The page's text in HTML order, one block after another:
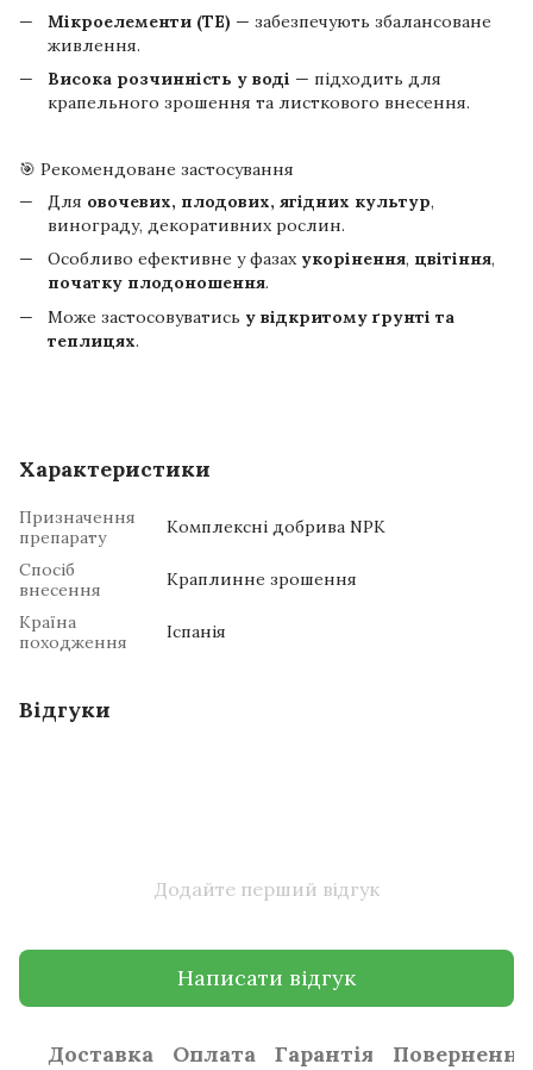
Мікроелементи (TE) — забезпечують збалансоване
живлення.
Висока розчинність у воді — підходить для
крапельного зрошення та листкового внесення.
🎯 Рекомендоване застосування
Для овочевих, плодових, ягідних культур,
винограду, декоративних рослин.
Особливо ефективне у фазах укорінення, цвітіння,
початку плодоношення.
Може застосовуватись у відкритому ґрунті та
теплицях.
Характеристики
Призначення
препарату
Комплексні добрива NPK
Спосіб
внесення
Краплинне зрошення
Країна
походження
Іспанія
Відгуки
Додайте перший відгук
Написати відгук
Доставка Оплата Гарантія Повернення